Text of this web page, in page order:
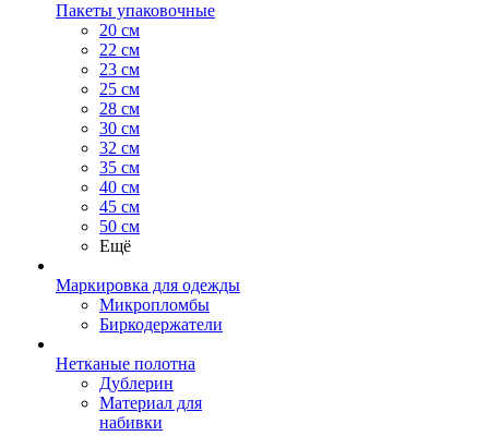
Пакеты упаковочные
20 см
22 см
23 см
25 см
28 см
30 см
32 см
35 см
40 см
45 см
50 см
Ещё
Маркировка для одежды
Микропломбы
Биркодержатели
Нетканые полотна
Дублерин
Материал для
набивки